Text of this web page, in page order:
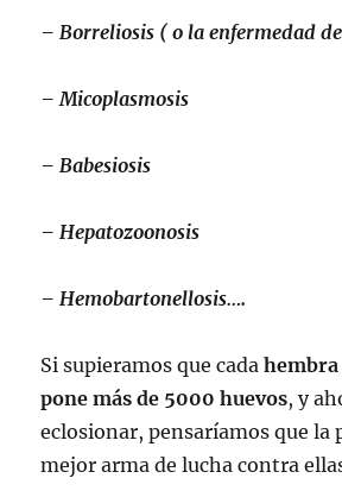
– Borreliosis ( o la enfermedad
– Micoplasmosis
– Babesiosis
– Hepatozoonosis
– Hemobartonellosis….
Si supieramos que cadahembra
pone más de 5000 huevos, y
eclosionar, pensaríamos que la
mejor arma de lucha contra